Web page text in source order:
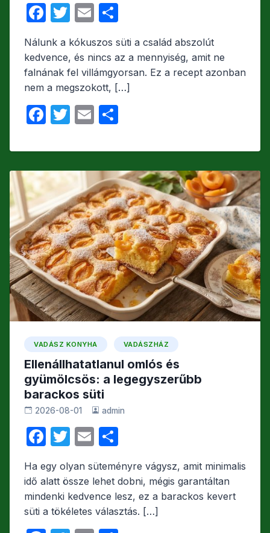
F
c
e
b
o
o
k
T
w
itt
er
E
ail s
z
a
g
Nálunk a kókuszos süti a család abszolút
kedvence, és nincs az a mennyiség, amit ne
falnának fel villámgyorsan. Ez a recept azonban
nem a megszokott, […]
F
c
e
b
o
o
k
T
itt
er
E
ail s
z
a
m
e
g
VADÁSZ KONYHA VADÁSZHÁZ
Ellenállhatatlanul omlós és
gyümölcsös: a legegyszerűbb
barackos süti
2026-08-01 admin
F
c
e
b
T
itt
er
E
ail
s
s
z
a
Ha egy olyan süteményre vágysz, amit minimalis
idő alatt össze lehet dobni, mégis garantáltan
mindenki kedvence lesz, ez a barackos kevert
süti a tökéletes választás. […]